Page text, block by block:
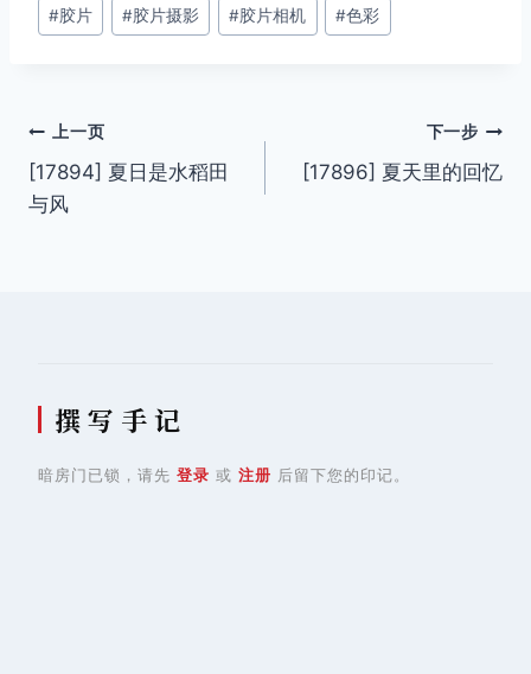
标
#胶片 #胶片摄影 #胶片相机 #色彩
文
章
上一页
[17894] 夏日是水稻田
与风
下一步
[17896] 夏天里的回忆
撰 写 手 记
暗房门已锁，请先 登录 或 注册 后留下您的印记。